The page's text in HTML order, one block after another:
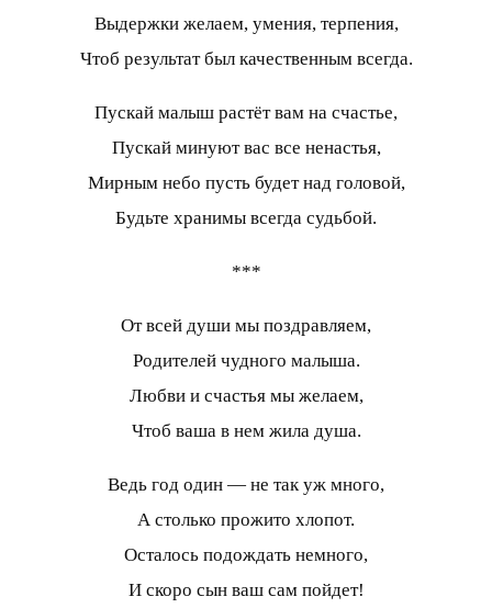
Выдержки желаем, умения, терпения,
Чтоб результат был качественным всегда.
Пускай малыш растёт вам на счастье,
Пускай минуют вас все ненастья,
Мирным небо пусть будет над головой,
Будьте хранимы всегда судьбой.
***
От всей души мы поздравляем,
Родителей чудного малыша.
Любви и счастья мы желаем,
Чтоб ваша в нем жила душа.
Ведь год один — не так уж много,
А столько прожито хлопот.
Осталось подождать немного,
И скоро сын ваш сам пойдет!